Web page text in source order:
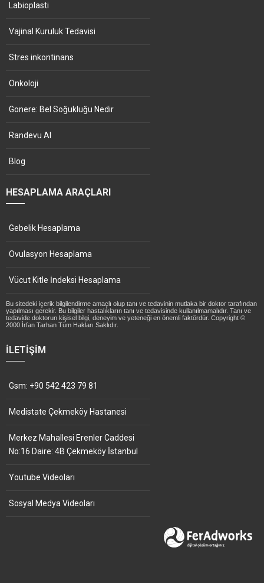
Labioplasti
Vajinal Kuruluk Tedavisi
Stres inkontinans
Onkoloji
Gonere: Bel Soğukluğu Nedir
Randevu Al
Blog
HESAPLAMA ARAÇLARI
Gebelik Hesaplama
Ovulasyon Hesaplama
Vücut Kitle İndeksi Hesaplama
Bu sitedeki içerik bilgilendirme amaçlı olup tanı ve tedavinin mutlaka bir doktor tarafından
yapılması gerekir. Bu bilgiler hastalıkların tanı ve tedavisinde kullanılmamalıdır. Tanı ve
tedavide doktorun kişisel bilgi, deneyim ve yeteneği en önemli faktördür. Copyright ©
2000 İrfan Tarhan Tüm Hakları Saklıdır.
İLETIŞIM
Gsm: +90 542 423 79 81
Medistate Çekmeköy Hastanesi
Merkez Mahallesi Erenler Caddesi
No:16 Daire: 4B Çekmeköy İstanbul
Youtube Videoları
Sosyal Medya Videoları